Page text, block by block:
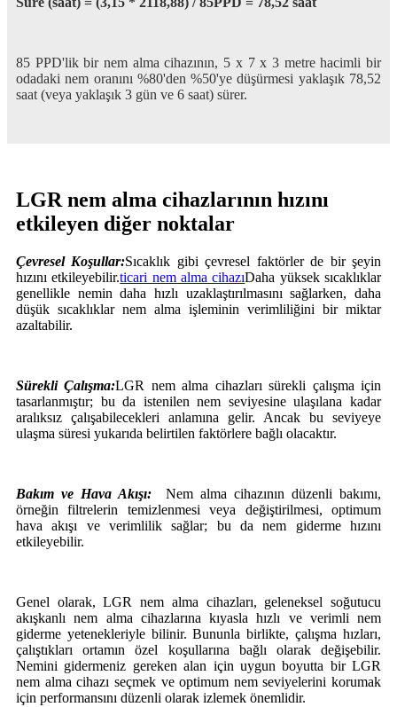
85 PPD'lik bir nem alma cihazının, 5 x 7 x 3 metre hacimli bir
odadaki nem oranını %80'den %50'ye düşürmesi yaklaşık 78,52
saat (veya yaklaşık 3 gün ve 6 saat) sürer.
LGR nem alma cihazlarının hızını
etkileyen diğer noktalar
Çevresel Koşullar:Sıcaklık gibi çevresel faktörler de bir şeyin
hızını etkileyebilir.ticari nem alma cihazıDaha yüksek sıcaklıklar
genellikle nemin daha hızlı uzaklaştırılmasını sağlarken, daha
düşük sıcaklıklar nem alma işleminin verimliliğini bir miktar
azaltabilir.
Sürekli Çalışma:LGR nem alma cihazları sürekli çalışma için
tasarlanmıştır; bu da istenilen nem seviyesine ulaşılana kadar
aralıksız çalışabilecekleri anlamına gelir. Ancak bu seviyeye
ulaşma süresi yukarıda belirtilen faktörlere bağlı olacaktır.
Bakım ve Hava Akışı:
Nem alma cihazının düzenli bakımı,
örneğin filtrelerin temizlenmesi veya değiştirilmesi, optimum
hava akışı ve verimlilik sağlar; bu da nem giderme hızını
etkileyebilir.
Genel olarak, LGR nem alma cihazları, geleneksel soğutucu
akışkanlı nem alma cihazlarına kıyasla hızlı ve verimli nem
giderme yetenekleriyle bilinir. Bununla birlikte, çalışma hızları,
çalıştıkları ortamın özel koşullarına bağlı olarak değişebilir.
Nemini gidermeniz gereken alan için uygun boyutta bir LGR
nem alma cihazı seçmek ve optimum nem seviyelerini korumak
için performansını düzenli olarak izlemek önemlidir.